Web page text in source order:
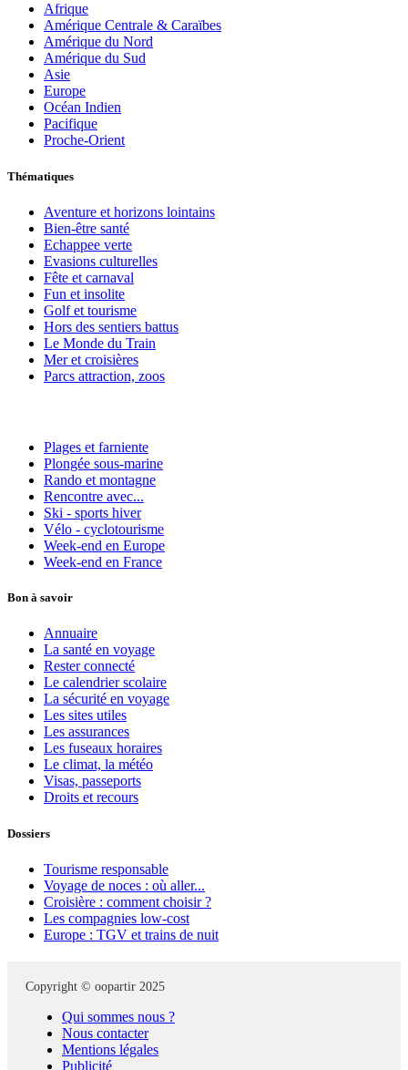
Afrique
Amérique Centrale & Caraïbes
Amérique du Nord
Amérique du Sud
Asie
Europe
Océan Indien
Pacifique
Proche-Orient
Thématiques
Aventure et horizons lointains
Bien-être santé
Echappee verte
Evasions culturelles
Fête et carnaval
Fun et insolite
Golf et tourisme
Hors des sentiers battus
Le Monde du Train
Mer et croisières
Parcs attraction, zoos
Plages et farniente
Plongée sous-marine
Rando et montagne
Rencontre avec...
Ski - sports hiver
Vélo - cyclotourisme
Week-end en Europe
Week-end en France
Bon à savoir
Annuaire
La santé en voyage
Rester connecté
Le calendrier scolaire
La sécurité en voyage
Les sites utiles
Les assurances
Les fuseaux horaires
Le climat, la météo
Visas, passeports
Droits et recours
Dossiers
Tourisme responsable
Voyage de noces : où aller...
Croisière : comment choisir ?
Les compagnies low-cost
Europe : TGV et trains de nuit
Copyright © oopartir 2025
Qui sommes nous ?
Nous contacter
Mentions légales
Publicité